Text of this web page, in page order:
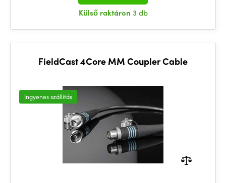
Külső raktáron 3 db
FieldCast 4Core MM Coupler Cable
Ingyenes szállítás